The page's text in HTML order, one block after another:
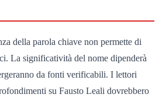
della parola chiave non permette di
La significatività del nome dipenderà
da fonti verificabili. I lettori
su Fausto Leali dovrebbero